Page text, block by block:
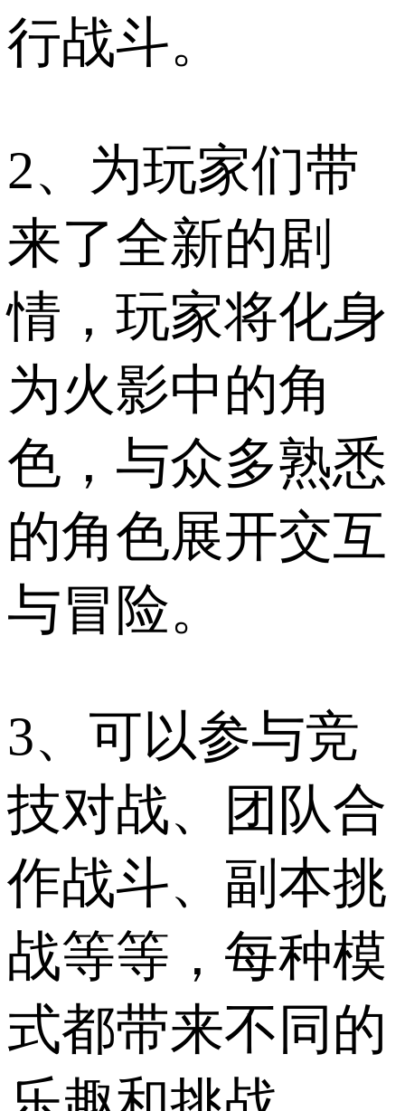
行战斗。
2、为玩家们带
来了全新的剧
情，玩家将化身
为火影中的角
色，与众多熟悉
的角色展开交互
与冒险。
3、可以参与竞
技对战、团队合
作战斗、副本挑
战等等，每种模
式都带来不同的